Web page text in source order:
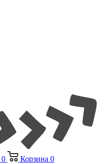
0 Корзина 0